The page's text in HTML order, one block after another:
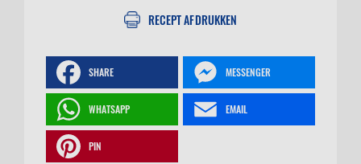
RECEPT AFDRUKKEN
SHARE MESSENGER
WHATSAPP EMAIL
PIN